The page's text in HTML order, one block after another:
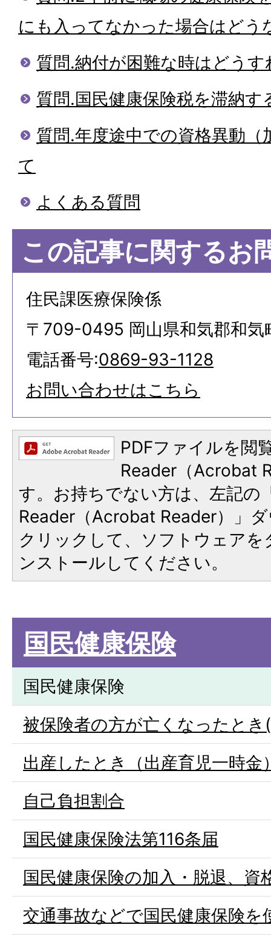
にも入ってなかった場合はどう
質問.納付が困難な時はどう
質問.国民健康保険税を滞納
質問.年度途中での資格異動
て
よくある質問
この記事に関するお
住民課医療保険係
〒709-0495 岡山県和気郡和気
電話番号:0869-93-1128
お問い合わせはこちら
PDFファイルを閲
Reader（Acrobat
す。お持ちでない方は、左記の
Reader（Acrobat Reader）」
クリックして、ソフトウェア
ンストールしてください。
国民健康保険
国民健康保険
被保険者の方が亡くなったとき
出産したとき（出産育児一時金
自己負担割合
国民健康保険法第116条届
国民健康保険の加入・脱退、資
交通事故などで国民健康保険を